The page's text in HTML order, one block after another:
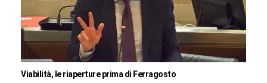
Viabilità, le riaperture prima di Ferragosto